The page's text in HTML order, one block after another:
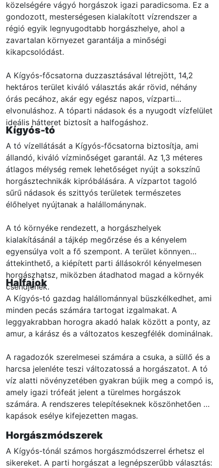
közelségére vágyó horgászok igazi paradicsoma. Ez a
gondozott, mesterségesen kialakított vízrendszer a
régió egyik legnyugodtabb horgászhelye, ahol a
zavartalan környezet garantálja a minőségi
kikapcsolódást.
A Kígyós-főcsatorna duzzasztásával létrejött, 14,2
hektáros terület kiváló választás akár rövid, néhány
órás pecához, akár egy egész napos, vízparti
elvonuláshoz. A tóparti nádasok és a nyugodt vízfelület
ideális hátteret biztosít a halfogáshoz.
Kígyós-tó
A tó vízellátását a Kígyós-főcsatorna biztosítja, ami
állandó, kiváló vízminőséget garantál. Az 1,3 méteres
átlagos mélység remek lehetőséget nyújt a sokszínű
horgásztechnikák kipróbálására. A vízpartot tagoló
sűrű nádasok és szittyós területek természetes
élőhelyet nyújtanak a halállománynak.
A tó környéke rendezett, a horgászhelyek
kialakításánál a tájkép megőrzése és a kényelem
egyensúlya volt a fő szempont. A terület könnyen
áttekinthető, a kiépített parti állásokról kényelmesen
horgászhatsz, miközben átadhatod magad a környék
csendjének.
Halfajok
A Kígyós-tó gazdag halállománnyal büszkélkedhet, ami
minden pecás számára tartogat izgalmakat. A
leggyakrabban horogra akadó halak között a ponty, az
amur, a kárász és a változatos keszegfélék dominálnak.
A ragadozók szerelmesei számára a csuka, a süllő és a
harcsa jelenléte teszi változatossá a horgászatot. A tó
víz alatti növényzetében gyakran bújik meg a compó is,
amely igazi trófeát jelent a türelmes horgászok
számára. A rendszeres telepítéseknek köszönhetően a
kapások esélye kifejezetten magas.
Horgászmódszerek
A Kígyós-tónál számos horgászmódszerrel érhetsz el
sikereket. A parti horgászat a legnépszerűbb választás: